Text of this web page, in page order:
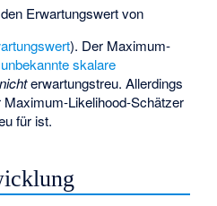
Erwartungswert von
). Der Maximum-
unbekannte skalare
nichterwartungstreu. Allerdings
Likelihood-Schätzer
für ist.